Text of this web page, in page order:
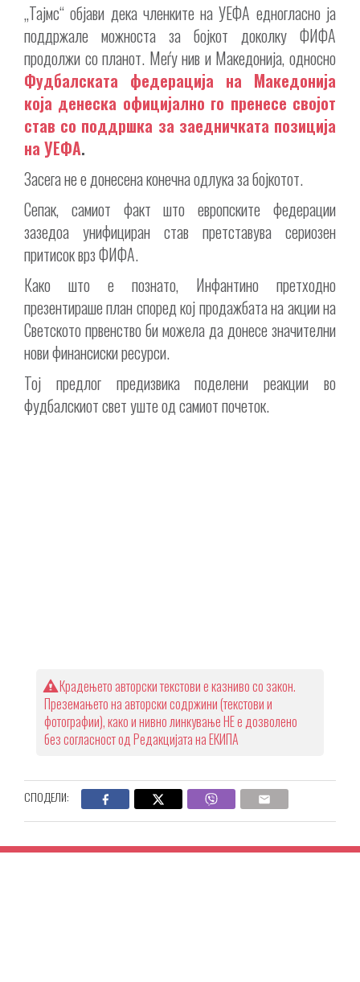
„Тајмс“ објави дека членките на УЕФА едногласно ја
поддржале можноста за бојкот доколку ФИФА
продолжи со планот. Меѓу нив и Македонија, односно
Фудбалската федерација на Македонија
која денеска официјално го пренесе својот
став со поддршка за заедничката позиција
на УЕФА.
Засега не е донесена конечна одлука за бојкотот.
Сепак, самиот факт што европските федерации
зазедоа унифициран став претставува сериозен
притисок врз ФИФА.
Како што е познато, Инфантино претходно
презентираше план според кој продажбата на акции на
Светското првенство би можела да донесе значителни
нови финансиски ресурси.
Тој предлог предизвика поделени реакции во
фудбалскиот свет уште од самиот почеток.
Крадењето авторски текстови е казниво со закон.
Преземањето на авторски содржини (текстови и
фотографии), како и нивно линкување НЕ е дозволено
без согласност од Редакцијата на ЕКИПА
СПОДЕЛИ: